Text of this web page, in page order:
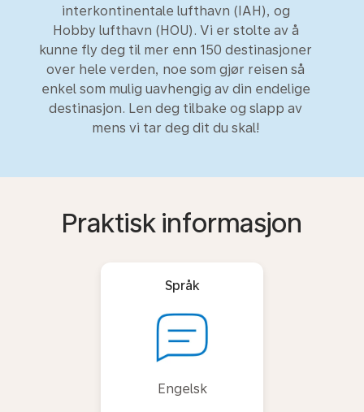
interkontinentale lufthavn (IAH), og
Hobby lufthavn (HOU). Vi er stolte av å
kunne fly deg til mer enn 150 destinasjoner
over hele verden, noe som gjør reisen så
enkel som mulig uavhengig av din endelige
destinasjon. Len deg tilbake og slapp av
mens vi tar deg dit du skal!
Praktisk informasjon
Språk
Engelsk